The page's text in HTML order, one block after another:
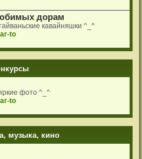
дорам
кавайняшки ^_^
ar-to
фото ^_^
ar-to
музыка, кино